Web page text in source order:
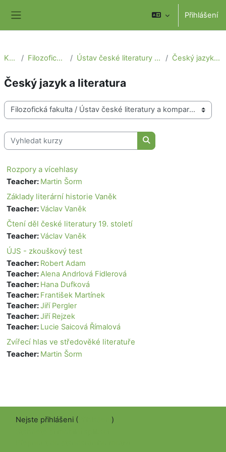
Přihlášení
Kurzy Filozofická fakulta Ústav české literatury a komparatistiky Český jazyk a literatura
Český jazyk a literatura
Kategorie kurzů
Vyhledat kurzy
Vyhledat kurzy
Rozpory a vícehlasy
Teacher: Martin Šorm
Základy literární historie Vaněk
Teacher:Václav Vaněk
Čtení děl české literatury 19. století
Teacher:Václav Vaněk
ÚJS - zkouškový test
Teacher: Robert Adam
Teacher:Alena Andrlová Fidlerová
Teacher: Hana Dufková
Teacher: František Martínek
Teacher:Jiří Pergler
Teacher:Jiří Rejzek
Teacher: Lucie Saicová Římalová
Zvířecí hlas ve středověké literatuře
Teacher: Martin Šorm
Nejste přihlášeni (
)